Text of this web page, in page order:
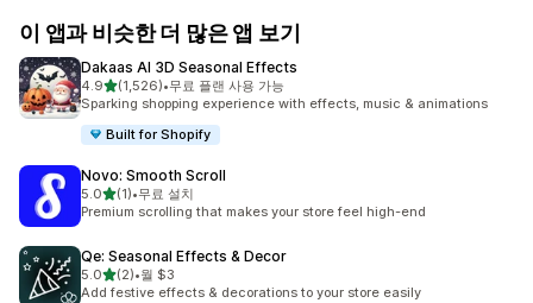
이 앱과 비슷한 더 많은 앱 보기
Dakaas AI 3D Seasonal Effects
4.9별 5개 중
(1,526)
총 리뷰 1526개
•무료 플랜 사용 가능
Sparking shopping experience with effects, music & animations
Built for Shopify
Novo: Smooth Scroll
5.0별 5개 중
(1)
총 리뷰 1개
•무료 설치
Premium scrolling that makes your store feel high-end
Qe: Seasonal Effects & Decor
5.0별 5개 중
(2)
총 리뷰 2개
•월 $3
Add festive effects & decorations to your store easily